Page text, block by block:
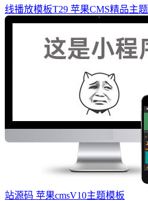
线播放模板T29 苹果CMS精品主题
站源码 苹果cmsV10主题模板